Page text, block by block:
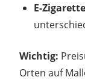
E-
Wichtig:
Orten auf